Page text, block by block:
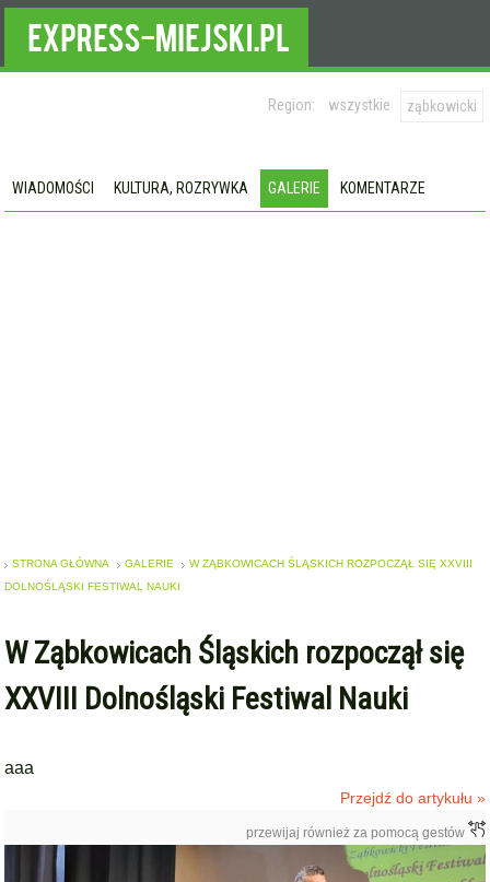
Region: wszystkie ząbkowicki
WIADOMOŚCI KULTURA, ROZRYWKA GALERIE KOMENTARZE
STRONA GŁÓWNA GALERIE
W ZĄBKOWICACH ŚLĄSKICH ROZPOCZĄŁ SIĘ XXVIII
DOLNOŚLĄSKI FESTIWAL NAUKI
W Ząbkowicach Śląskich rozpoczął się
XXVIII Dolnośląski Festiwal Nauki
aaa
Przejdź do artykułu »
przewijaj również za pomocą gestów